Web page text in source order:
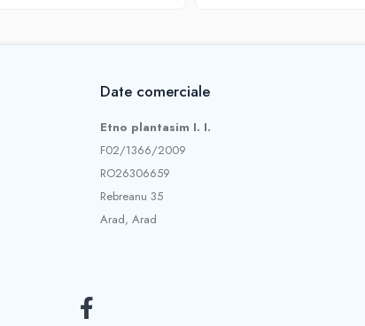
Date comerciale
Etno plantasim I. I.
F02/1366/2009
RO26306659
Rebreanu 35
Arad, Arad